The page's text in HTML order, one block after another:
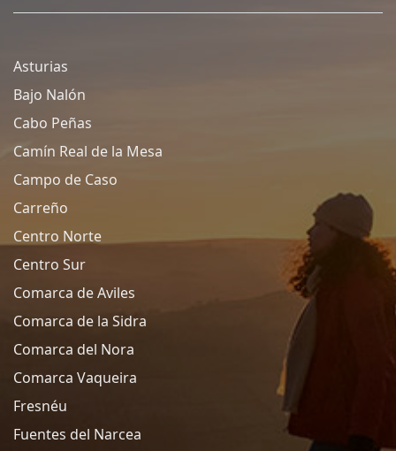
Asturias
Bajo Nalón
Cabo Peñas
Camín Real de la Mesa
Campo de Caso
Carreño
Centro Norte
Centro Sur
Comarca de Aviles
Comarca de la Sidra
Comarca del Nora
Comarca Vaqueira
Fresnéu
Fuentes del Narcea